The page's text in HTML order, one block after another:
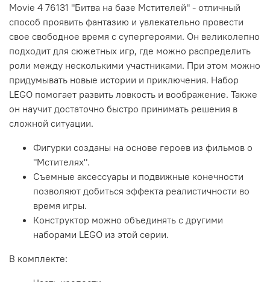
Movie 4 76131 "Битва на базе Мстителей" - отличный
способ проявить фантазию и увлекательно провести
свое свободное время с супергероями. Он великолепно
подходит для сюжетных игр, где можно распределить
роли между несколькими участниками. При этом можно
придумывать новые истории и приключения. Набор
LEGO помогает развить ловкость и воображение. Также
он научит достаточно быстро принимать решения в
сложной ситуации.
Фигурки созданы на основе героев из фильмов о
"Мстителях".
Съемные аксессуары и подвижные конечности
позволяют добиться эффекта реалистичности во
время игры.
Конструктор можно объединять с другими
наборами LEGO из этой серии.
В комплекте: